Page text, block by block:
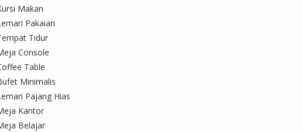
Makan
Pakaian
Tidur
Console
Table
Minimalis
Pajang Hias
Kantor
Belajar